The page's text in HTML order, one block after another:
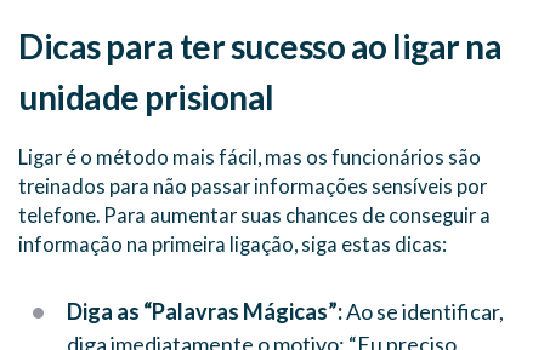
Dicas para ter sucesso ao ligar na
unidade prisional
Ligar é o método mais fácil, mas os funcionários são
treinados para não passar informações sensíveis por
telefone. Para aumentar suas chances de conseguir a
informação na primeira ligação, siga estas dicas:
Diga as “Palavras Mágicas”:Ao se identificar,
diga imediatamente o motivo: “Eu preciso